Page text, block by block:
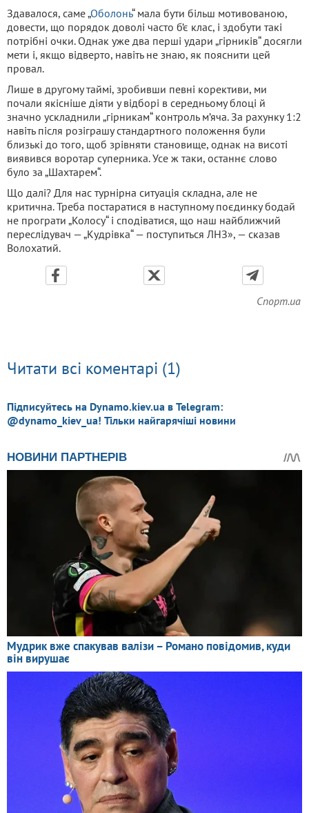
Здавалося, саме „Оболонь“ мала бути більш мотивованою,
довести, що порядок доволі часто б’є клас, і здобути такі
потрібні очки. Однак уже два перші удари „гірників“ досягли
мети і, якщо відверто, навіть не знаю, як пояснити цей
провал.
Лише в другому таймі, зробивши певні корективи, ми
почали якісніше діяти у відборі в середньому блоці й
значно ускладнили „гірникам“ контроль м’яча. За рахунку 1:2
навіть після розіграшу стандартного положення були
близькі до того, щоб зрівняти становище, однак на висоті
виявився воротар суперника. Усе ж таки, останнє слово
було за „Шахтарем“.
Що далі? Для нас турнірна ситуація складна, але не
критична. Треба постаратися в наступному поєдинку бодай
не програти „Колосу“ і сподіватися, що наш найближчий
переслідувач — „Кудрівка“ — поступиться ЛНЗ», — сказав
Волохатий.
Спорт.ua
Читати всі коментарі (1)
Підписуйтесь на Dynamo.kiev.ua в Telegram:
@dynamo_kiev_ua! Тільки найгарячіші новини